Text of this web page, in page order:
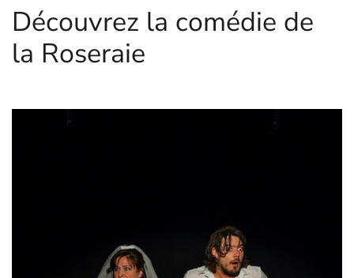
Découvrez la comédie de
la Roseraie